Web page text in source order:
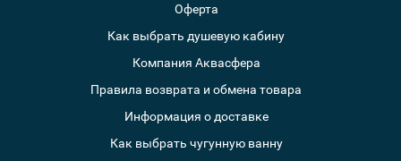
Оферта
Как выбрать душевую кабину
Компания Аквасфера
Правила возврата и обмена товара
Информация о доставке
Как выбрать чугунную ванну